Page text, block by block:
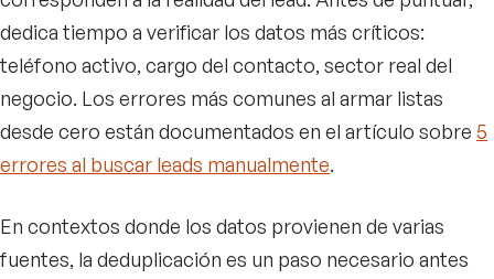
dedica tiempo a verificar los datos más críticos:
teléfono activo, cargo del contacto, sector real del
negocio. Los errores más comunes al armar listas
desde cero están documentados en el artículo sobre 5
errores al buscar leads manualmente.
En contextos donde los datos provienen de varias
fuentes, la deduplicación es un paso necesario antes